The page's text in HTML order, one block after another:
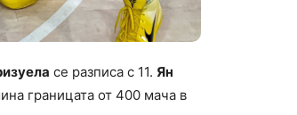
се разписа с 11. Ян
границата от 400 мача в